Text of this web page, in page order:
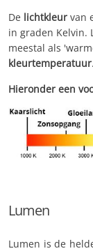
De lichtkleur van
in graden Kelvin.
meestal als
kleurtemperatuur.
Hieronder een
Lumen
Lumen is de